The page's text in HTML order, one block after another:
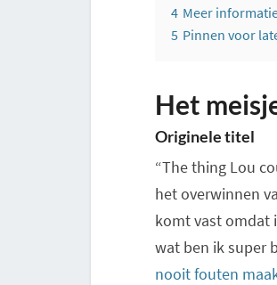
4 Meer
5 Pinnen voor
Het
Originele titel
“The thing Lou
het overwinnen
komt vast omdat
wat ben ik super
nooit fouten